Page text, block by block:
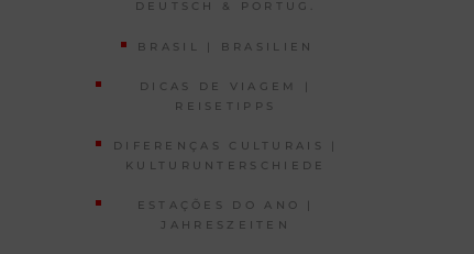
DEUTSCH & PORTUG.
BRASIL | BRASILIEN
DICAS DE VIAGEM |
REISETIPPS
DIFERENÇAS CULTURAIS |
KULTURUNTERSCHIEDE
ESTAÇÕES DO ANO |
JAHRESZEITEN